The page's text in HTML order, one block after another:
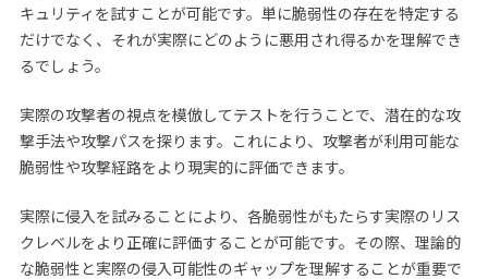
キュリティを試すことが可能です。単に脆弱性の存在を特定する
だけでなく、それが実際にどのように悪用され得るかを理解でき
るでしょう。
実際の攻撃者の視点を模倣してテストを行うことで、潜在的な攻
撃手法や攻撃パスを探ります。これにより、攻撃者が利用可能な
脆弱性や攻撃経路をより現実的に評価できます。
実際に侵入を試みることにより、各脆弱性がもたらす実際のリス
クレベルをより正確に評価することが可能です。その際、理論的
な脆弱性と実際の侵入可能性のギャップを理解することが重要で